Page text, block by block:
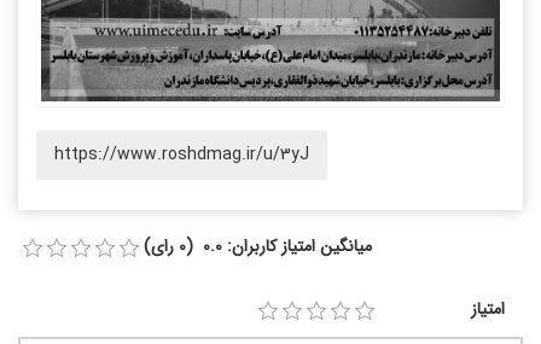
https://www.roshdmag.ir/u/3yJ
میانگین امتیاز کاربران: 0.0 (0 رای)
امتیاز